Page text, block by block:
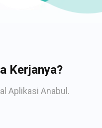
Kerjanya?
Aplikasi Anabul.